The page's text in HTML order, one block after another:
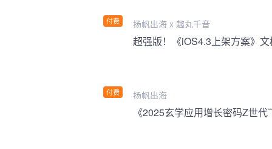
付费 扬帆出海 x 趣丸千音
付费 扬帆出海
《2025玄学应用增长密码Z世